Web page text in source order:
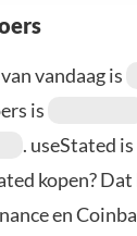
vandaag is
is
. useStated
kopen?
en